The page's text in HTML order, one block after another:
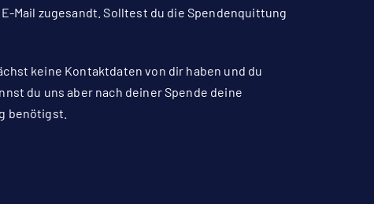
Mail zugesandt.Solltest du die Spendenquittung
keine Kontaktdaten von dir haben und du
du uns aber nach deiner Spende deine
benötigst.